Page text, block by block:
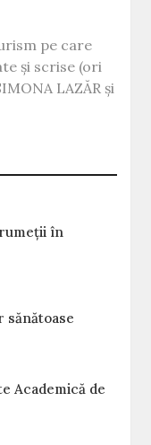
pe care
și scrise (ori
LAZĂR și
în
sănătoase
Academică de